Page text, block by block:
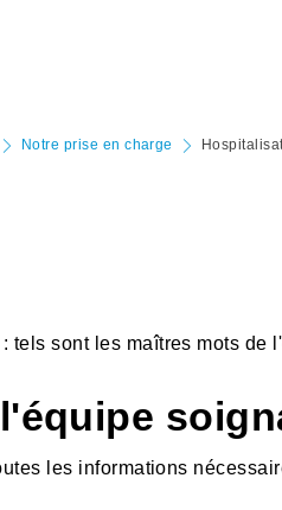
Notre prise en charge
tels sont les maîtres mots de
les informations